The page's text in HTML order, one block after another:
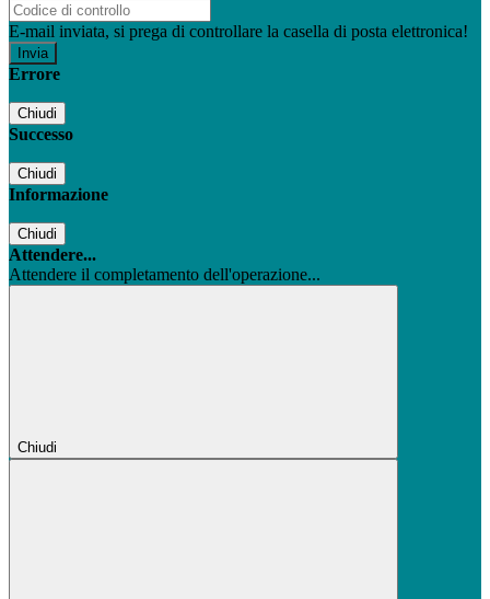
E-mail inviata, si prega di controllare la casella di posta elettronica!
Errore
Chiudi
Successo
Chiudi
Informazione
Chiudi
Attendere...
Attendere il completamento dell'operazione...
Chiudi